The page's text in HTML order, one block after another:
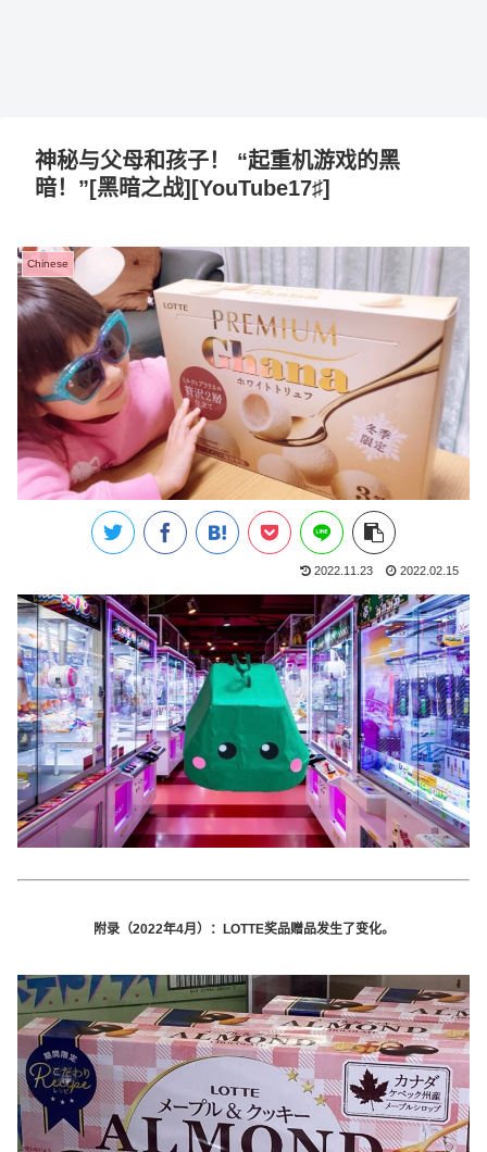
神秘与父母和孩子！ “起重机游戏的黑
暗！”[黑暗之战][YouTube17♯]
Chinese
2022.11.23 2022.02.15
附录（2022年4月）： LOTTE奖品赠品发生了变化。